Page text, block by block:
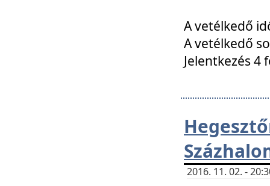
A vetélkedő
A vetélkedő
Jelentkezés 4
2016. 11. 02. -